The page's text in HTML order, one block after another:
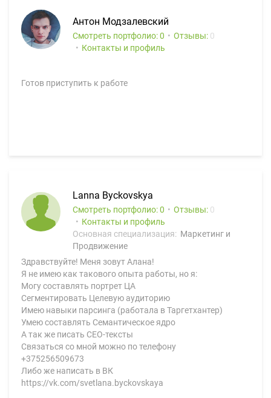
Антон Модзалевский
Смотреть портфолио: 0 Отзывы: 0
Контакты и профиль
Готов приступить к работе
Lanna Byckovskya
Смотреть портфолио: 0 Отзывы: 0
Контакты и профиль
Основная специализация: Маркетинг и
Продвижение
Здравствуйте! Меня зовут Алана!
Я не имею как такового опыта работы, но я:
Могу составлять портрет ЦА
Сегментировать Целевую аудиторию
Имею навыки парсинга (работала в Таргетхантер)
Умею составлять Семантическое ядро
А так же писать СЕО-тексты
Связаться со мной можно по телефону
+375256509673
Либо же написать в ВК
https://vk.com/svetlana.byckovskaya